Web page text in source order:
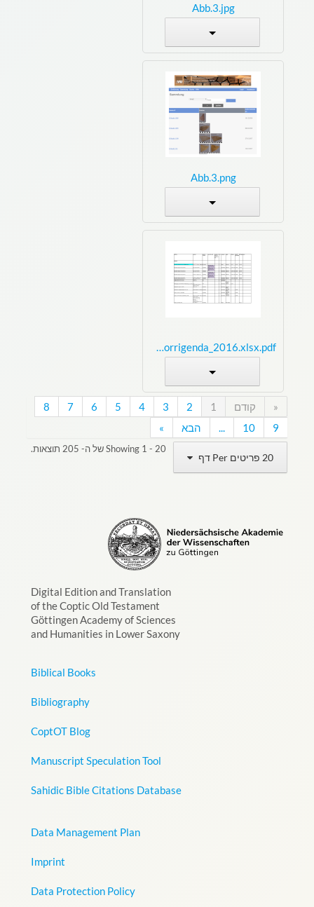
Abb.3.jpg
Abb.3.png
Addenda&Corrigenda_2016.xlsx.pdf
« קודם 1
2
3
4
5
6
7
8
9
10
... הבא »
20 פריטים Per דף
Showing 1 - 20 של ה- 205 תוצאות.
Digital Edition and Translation
of the Coptic Old Testament
Göttingen Academy of Sciences
and Humanities in Lower Saxony
Biblical Books
Bibliography
CoptOT Blog
Manuscript Speculation Tool
Sahidic Bible Citations Database
Data Management Plan
Imprint
Data Protection Policy